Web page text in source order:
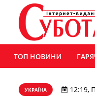
ТОП НОВИНИ
УКРАЇНА 12:19,